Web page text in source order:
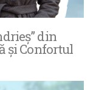
din
și Confortul